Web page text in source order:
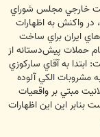
خارجي مجلس شوراي
در واكنش به اظهارات
ايران براي ساخت
حملات پيش‌دستانه از
به آقاي ساركوزي
الكي آلوده
مبتي بر واقعيات
اين اين اظهارات